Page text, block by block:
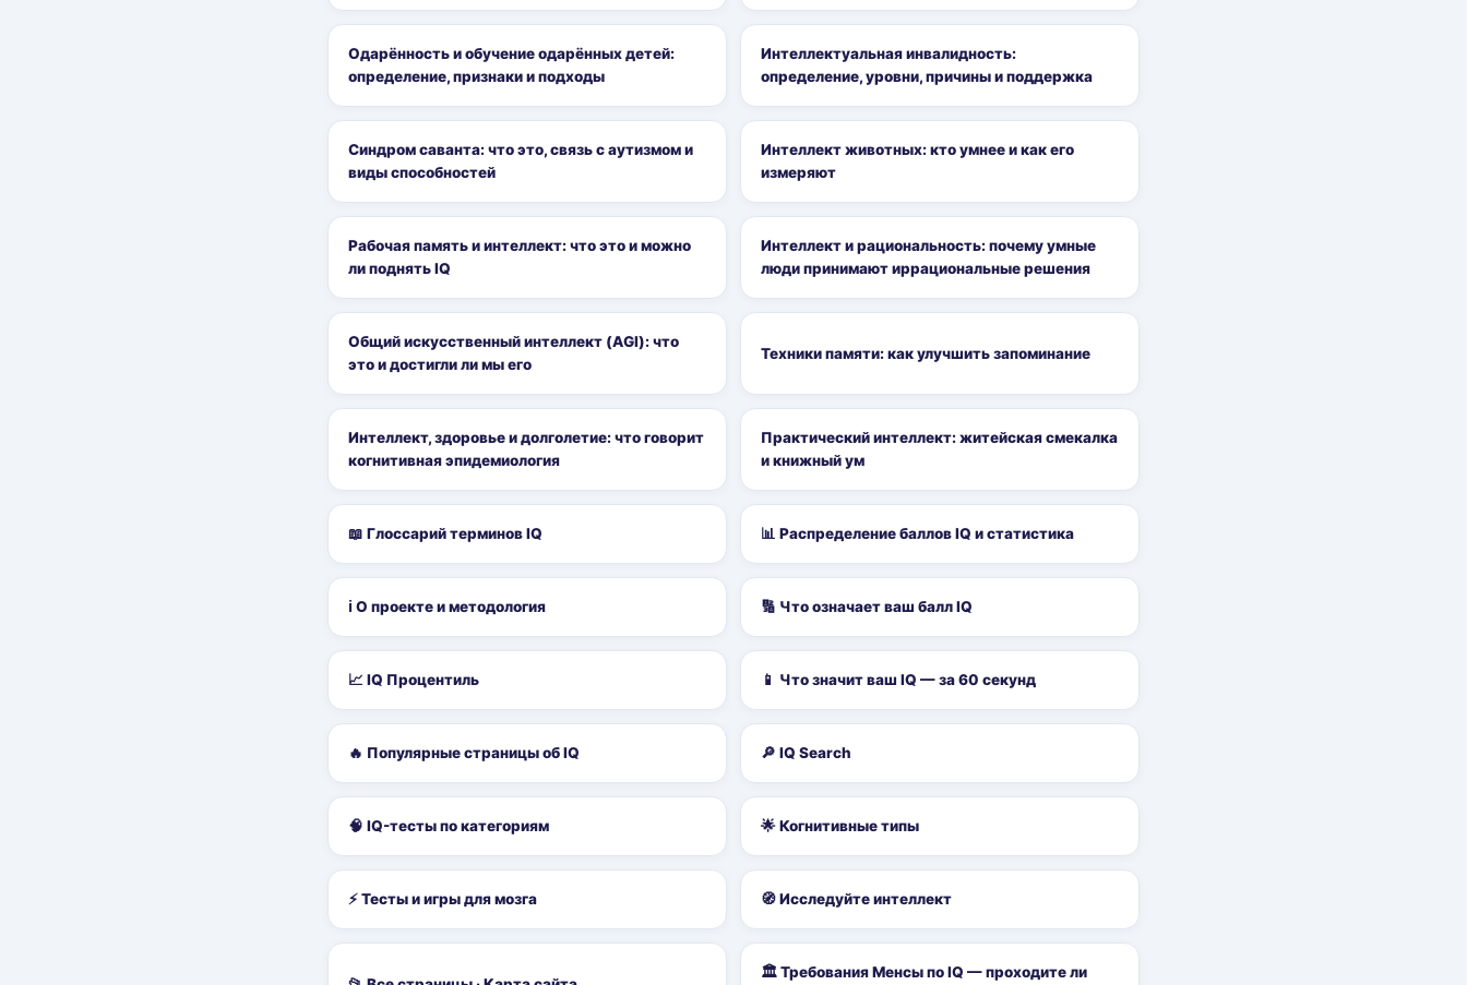
Одарённость и обучение одарённых детей:
определение, признаки и подходы
Интеллектуальная инвалидность:
определение, уровни, причины и поддержка
Синдром саванта: что это, связь с аутизмом и
виды способностей
Интеллект животных: кто умнее и как его
измеряют
Рабочая память и интеллект: что это и можно
ли поднять IQ
Интеллект и рациональность: почему умные
люди принимают иррациональные решения
Общий искусственный интеллект (AGI): что
это и достигли ли мы его
Техники памяти: как улучшить запоминание
Интеллект, здоровье и долголетие: что говорит
когнитивная эпидемиология
Практический интеллект: житейская смекалка
и книжный ум
📖 Глоссарий терминов IQ 📊 Распределение баллов IQ и статистика
ℹ️ О проекте и методология 🔢 Что означает ваш балл IQ
📈 IQ Процентиль 📱 Что значит ваш IQ — за 60 секунд
🔥 Популярные страницы об IQ 🔎 IQ Search
🧠 IQ-тесты по категориям 🌟 Когнитивные типы
⚡ Тесты и игры для мозга 🧭 Исследуйте интеллект
🏛️ Требования Менсы по IQ — проходите ли